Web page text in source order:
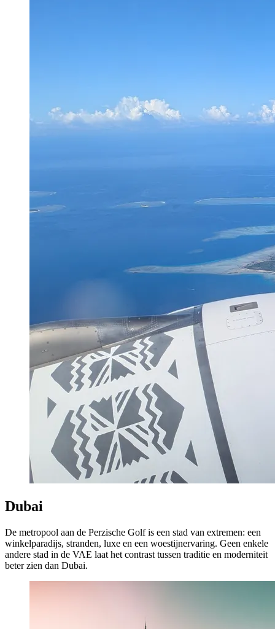
Dubai
De metropool aan de Perzische Golf is een stad van extremen: een
winkelparadijs, stranden, luxe en een woestijnervaring. Geen enkele
andere stad in de VAE laat het contrast tussen traditie en moderniteit
beter zien dan Dubai.